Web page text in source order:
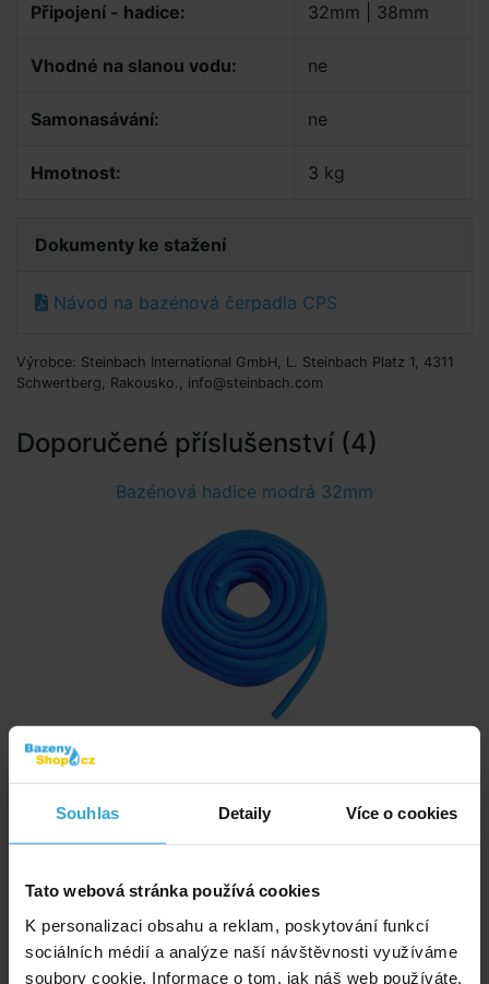
Souhlas Detaily Více o cookies
Tato webová stránka používá cookies
K personalizaci obsahu a reklam, poskytování funkcí
sociálních médií a analýze naší návštěvnosti využíváme
soubory cookie. Informace o tom, jak náš web používáte,
Připojení - hadice: 32mm | 38mm
Vhodné na slanou vodu: ne
Samonasávání: ne
Hmotnost: 3 kg
Dokumenty ke stažení
Návod na bazénová čerpadla CPS
Výrobce: Steinbach International GmbH, L. Steinbach Platz 1, 4311
Schwertberg, Rakousko., info@steinbach.com
Doporučené příslušenství (4)
Bazénová hadice modrá 32mm
v pondělí u vás
95,- Kč
Bazénová hadice modrá 38mm